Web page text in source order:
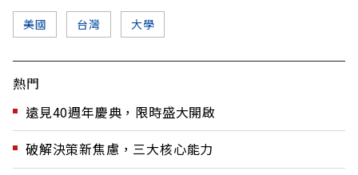
美國 台灣 大學
熱門
遠見40週年慶典，限時盛大開啟
破解決策新焦慮，三大核心能力